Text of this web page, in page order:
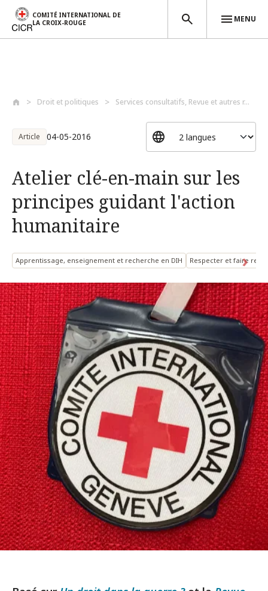
COMITÉ INTERNATIONAL DE
LA CROIX-ROUGE
MENU
Droit et politiques Services consultatifs, Revue et autres r...
Article 04-05-2016
Atelier clé-en-main sur les
principes guidant l'action
humanitaire
Apprentissage, enseignement et recherche en DIH Respecter et faire